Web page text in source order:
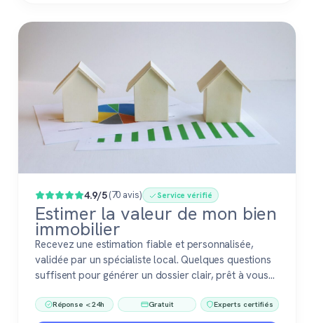
4.9/5(70 avis) Service vérifié
Estimer la valeur de mon bien
immobilier
Recevez une estimation fiable et personnalisée,
validée par un spécialiste local. Quelques questions
suffisent pour générer un dossier clair, prêt à vous
immobilier. Gratuit, sans engagement, 100 %
Réponse < 24h Gratuit Experts certifiés